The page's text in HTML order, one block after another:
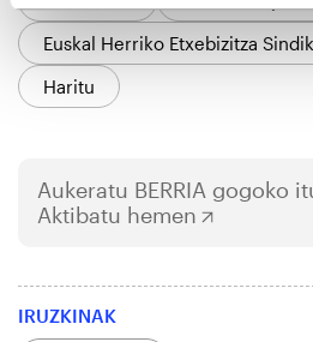
Euskal Herriko Etxebizitza
Haritu
Aukeratu BERRIA gogoko
Aktibatu hemen
IRUZKINAK